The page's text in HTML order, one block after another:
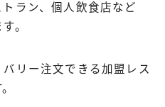
ラン、個人飲食店など
。
リー注文できる加盟レス